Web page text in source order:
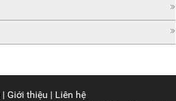
| Giới thiệu | Liên hệ